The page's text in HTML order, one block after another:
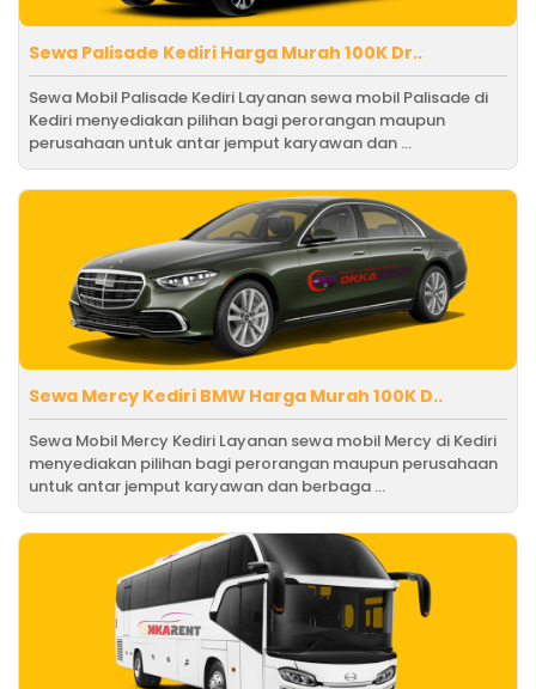
Sewa Palisade Kediri Harga Murah 100K Dr..
Sewa Mobil Palisade Kediri Layanan sewa mobil Palisade di
Kediri menyediakan pilihan bagi perorangan maupun
perusahaan untuk antar jemput karyawan dan ...
Sewa Mercy Kediri BMW Harga Murah 100K D..
Sewa Mobil Mercy Kediri Layanan sewa mobil Mercy di Kediri
menyediakan pilihan bagi perorangan maupun perusahaan
untuk antar jemput karyawan dan berbaga ...